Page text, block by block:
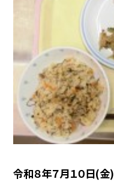
令和８年７月１０日(金)